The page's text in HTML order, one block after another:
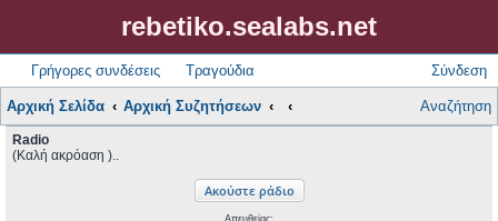
rebetiko.sealabs.net
Γρήγορες συνδέσεις Τραγούδια Σύνδεση
Αρχική Σελίδα Αρχική Συζητήσεων Αναζήτηση
Radio
(Καλή ακρόαση )..
Απευθείας: